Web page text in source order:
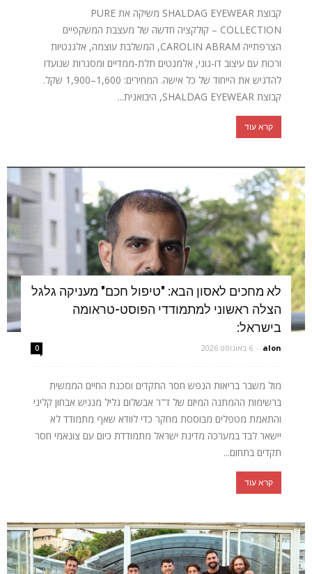
קבוצת SHALDAG EYEWEAR משיקה את PURE
COLLECTION – קולקציה חדשה של מעצבת המשקפיים
הצרפתייה CAROLIN ABRAM, המשלבת עוצמה, אלגנטיות
ורכות עם עיצוב דו-גוני, אלמנטים תלת-ממדיים ומסגרות שנועדו
להדגיש את הייחוד של כל אישה. המחירים: 1,600–1,900 שקל.
קבוצת SHALDAG EYEWEAR, היבואנית...
קרא עוד
לא מחכים לאסון הבא: "טיפול חכם" מעניקה גלגל
הצלה ראשוני למתמודדי הפוסט-טראומה
בישראל:
alon
- 6 באוגוסט 2026 0
מול משבר בריאות הנפש חסר התקדים וסכנת החיים הממשית
ברשימות ההמתנה המיזם של ד"ר אבשלום גליל מנגיש אבחון קליני
והתאמת מטפלים מבוססת מחקר כדי לוודא שאף מתמודד לא
יישאר לבד במערכה מדינת ישראל מתמודדת כיום עם צונאמי חסר
תקדים בתחום...
קרא עוד